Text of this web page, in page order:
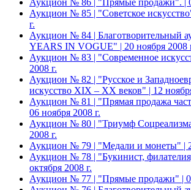
Аукцион № 85 | "Советское
г.
Аукцион № 84 | Благотворительный
YEARS IN VOGUE" | 20 ноября 2008
Аукцион № 83 | "Современное
2008 г.
Аукцион № 82 | "Русское и
искусство XIX – ХХ веков" | 12
Аукцион № 81 | "Прямая продажа
06 ноября 2008 г.
Аукцион № 80 | "Триумф
2008 г.
Аукцион № 79 | "Медали и монеты" |
Аукцион № 78 | "Букинист,
октября 2008 г.
Аукцион № 77 | "Прямые продажи" |